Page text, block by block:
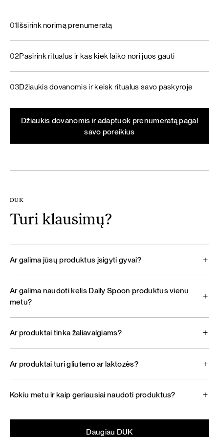
01Išsirink norimą prenumeratą
02Pasirink ritualus ir kas kiek laiko nori juos gauti
03Džiaukis dovanomis ir keisk ritualus savo paskyroje
Džiaukis dovanomis ir adaptuok prenumeratą pagal
savo poreikius
DUK
Turi klausimų?
Ar galima jūsų produktus įsigyti gyvai?
Ar galima naudoti kelis Daily Spoon produktus vienu
metu?
Ar produktai tinka žaliavalgiams?
Ar produktai turi gliuteno ar laktozės?
Kokiu metu ir kaip geriausiai naudoti produktus?
Daugiau DUK